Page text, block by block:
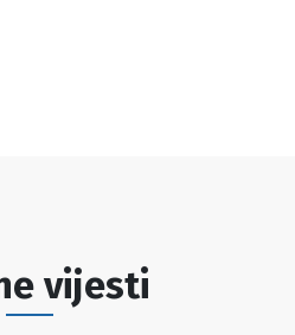
vijesti